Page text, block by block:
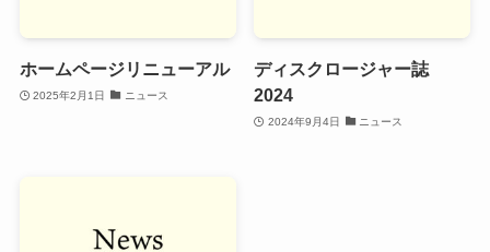
ホームページリニューアル
2025年2月1日 ニュース
ディスクロージャー誌
2024
2024年9月4日 ニュース